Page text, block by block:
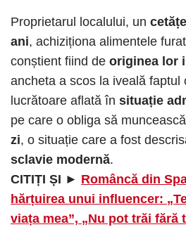
Proprietarul localului, un
ani, achiziționa alimentele
conștient fiind de originea lor
ancheta a scos la iveală faptul
lucrătoare aflată în situație
pe care o obliga să muncească
zi, o situație care a fost
sclavie modernă.
CITIȚI ȘI ► Româncă din
hărțuirea unui influencer:
viața mea”, „Nu pot trăi fără